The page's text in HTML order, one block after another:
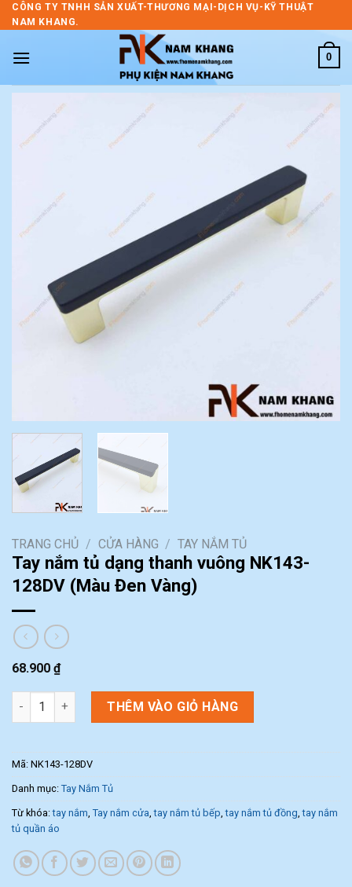
Skip
to
CÔNG TY TNHH SẢN XUẤT-THƯƠNG MẠI-DỊCH VỤ-KỸ THUẬT
NAM KHANG.
0
TRANG CHỦ / CỬA HÀNG / TAY NẮM TỦ
Tay nắm tủ dạng thanh vuông NK143-
128DV (Màu Đen Vàng)
68.900 ₫
Tay nắm tủ dạng thanh vuông NK143-128DV (Màu Đen Vàng)
THÊM VÀO GIỎ HÀNG
Mã: NK143-128DV
Danh mục: Tay Nắm Tủ
Từ khóa:tay nắm Tay nắm cửa ,tay nắm tủ bếp ,tay nắm tủ đồng ,tay nắm
tủ quần áo